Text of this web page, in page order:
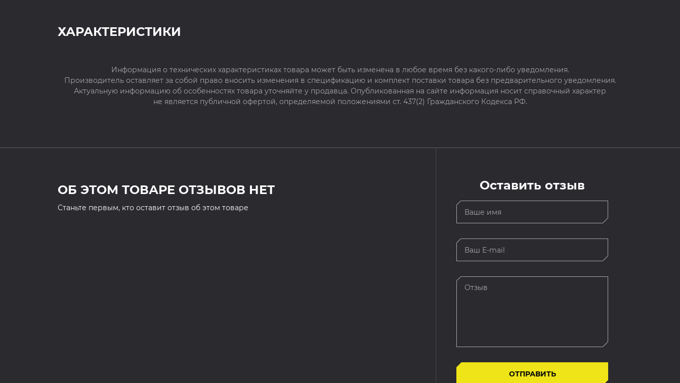
ХАРАКТЕРИСТИКИ
Информация о технических характеристиках товара может быть изменена в любое время без какого-либо уведомления.
Производитель оставляет за собой право вносить изменения в спецификацию и комплект поставки товара без предварительного уведомления.
Актуальную информацию об особенностях товара уточняйте у продавца. Опубликованная на сайте информация носит справочный характер
не является публичной офертой, определяемой положениями ст. 437(2) Гражданского Кодекса РФ.
ОБ ЭТОМ ТОВАРЕ ОТЗЫВОВ НЕТ
Cтаньте первым, кто оставит отзыв об этом товаре
Оставить отзыв